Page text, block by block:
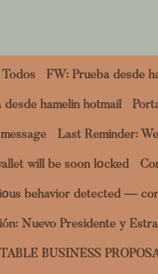
Todos FW: Prueba desde
desde hamelin hotmail
Last Reminder:
will be soon lоcked
behavior detected —
Nuevo Presidente y
BUSINESS